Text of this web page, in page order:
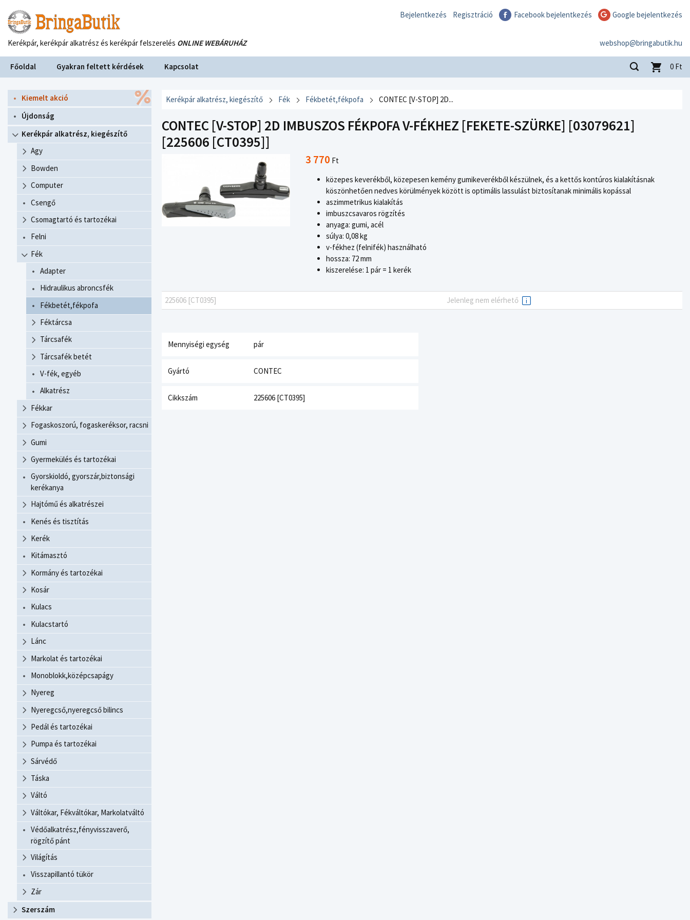
Bejelentkezés Regisztráció Facebook bejelentkezés Google bejelentkezés
webshop@bringabutik.hu
Kerékpár, kerékpár alkatrész és kerékpár felszerelés ONLINE WEBÁRUHÁZ
Főoldal Gyakran feltett kérdések Kapcsolat 0 Ft
Kiemelt akció
Újdonság
Kerékpár alkatrész, kiegészítő
Agy
Bowden
Computer
Csengő
Csomagtartó és tartozékai
Felni
Fék
Adapter
Hidraulikus abroncsfék
Fékbetét,fékpofa
Féktárcsa
Tárcsafék
Tárcsafék betét
V-fék, egyéb
Alkatrész
Fékkar
Fogaskoszorú, fogaskeréksor, racsni
Gumi
Gyermekülés és tartozékai
Gyorskioldó, gyorszár,biztonsági
kerékanya
Hajtómű és alkatrészei
Kenés és tisztítás
Kerék
Kitámasztó
Kormány és tartozékai
Kosár
Kulacs
Kulacstartó
Lánc
Markolat és tartozékai
Monoblokk,középcsapágy
Nyereg
Nyeregcső,nyeregcső bilincs
Pedál és tartozékai
Pumpa és tartozékai
Sárvédő
Táska
Váltó
Váltókar, Fékváltókar, Markolatváltó
Védőalkatrész,fényvisszaverő,
rögzítő pánt
Világítás
Visszapillantó tükör
Zár
Szerszám
Kerékpár alkatrész, kiegészítő Fék Fékbetét,fékpofa CONTEC [V-STOP] 2D...
CONTEC [V-STOP] 2D IMBUSZOS FÉKPOFA V-FÉKHEZ [FEKETE-SZÜRKE] [03079621]
[225606 [CT0395]]
3 770 Ft
közepes keverékből, közepesen kemény gumikeverékből készülnek, és a kettős kontúros kialakításnak
köszönhetően nedves körülmények között is optimális lassulást biztosítanak minimális kopással
aszimmetrikus kialakítás
imbuszcsavaros rögzítés
anyaga: gumi, acél
súlya: 0,08 kg
v-fékhez (felnifék) használható
hossza: 72 mm
kiszerelése: 1 pár = 1 kerék
225606 [CT0395] Jelenleg nem elérhető
Mennyiségi egység pár
Gyártó CONTEC
Cikkszám 225606 [CT0395]